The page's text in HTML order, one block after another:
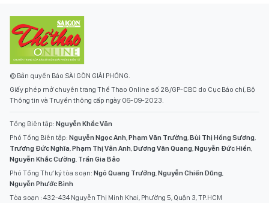
© Bản quyền Báo SÀI GÒN GIẢI PHÓNG.
Giấy phép mở chuyên trang Thể Thao Online số 28/GP-CBC do Cục Báo chí, Bộ
Thông tin và Truyền thông cấp ngày 06-09-2023.
Tổng Biên tập: Nguyễn Khắc Văn
Phó Tổng Biên tập: Nguyễn Ngọc Anh,Phạm Văn Trường,Bùi Thị Hồng Sương,
Trương Đức Nghĩa,Phạm Thị Vân Anh,Dương Văn Quang,Nguyễn Đức Hiển,
Nguyễn Khắc Cường, Trần Gia Bảo
Phó Tổng Thư ký tòa soạn: Ngô Quang Trưởng,Nguyễn Chiến Dũng,
Nguyễn Phước Bình
Tòa soạn : 432-434 Nguyễn Thị Minh Khai, Phường 5, Quận 3, TP.HCM